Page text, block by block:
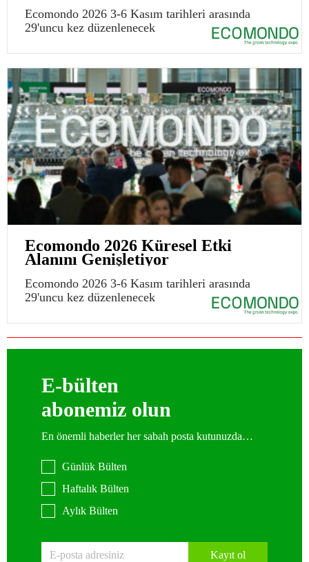
Ecomondo 2026 3-6 Kasım tarihleri arasında
29'uncu kez düzenlenecek
Ecomondo 2026 Küresel Etki
Alanını Genişletiyor
Ecomondo 2026 3-6 Kasım tarihleri arasında
29'uncu kez düzenlenecek
E-bülten
abonemiz olun
En önemli haberler her sabah posta kutunuzda…
Günlük Bülten
Haftalık Bülten
Aylık Bülten
Kayıt ol